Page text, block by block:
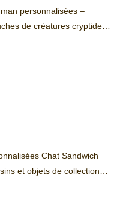
personnalisées –
de créatures cryptides
Chat Sandwich
et objets de collection